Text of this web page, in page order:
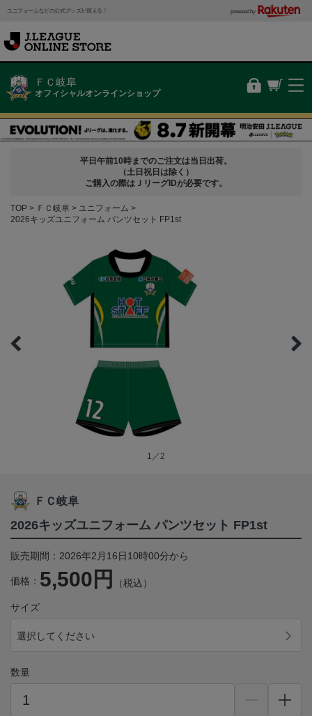
ユニフォームなどの公式グッズが買える！ powered by
ＦＣ岐阜
オフィシャルオンラインショップ
平日午前10時までのご注文は当日出荷。
（土日祝日は除く）
ご購入の際はＪリーグIDが必要です。
TOP ＦＣ岐阜
ユニフォーム
2026キッズユニフォーム パンツセット FP1st
1／2
ＦＣ岐阜
2026キッズユニフォーム パンツセット FP1st
販売期間：2026年2月16日10時00分から
価格： 5,500円 （税込）
サイズ
選択してください
数量